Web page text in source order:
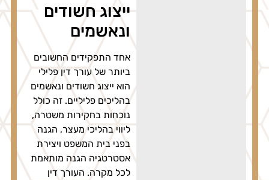
ייצוג חשודים
ונאשמים
אחד התפקידים החשובים
ביותר של עורך דין פלילי
הוא ייצוג חשודים ונאשמים
בהליכים פליליים. זה כולל
נוכחות בחקירות משטרה,
ליווי בהליכי מעצר, הגנה
בפני בית המשפט ויצירת
אסטרטגיה הגנה מותאמת
לכל מקרה. העורך דין